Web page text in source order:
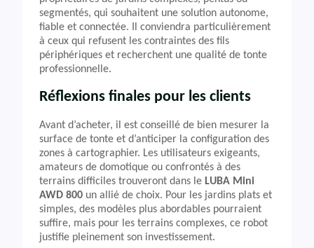
segmentés, qui souhaitent une solution autonome,
fiable et connectée. Il conviendra particulièrement
à ceux qui refusent les contraintes des fils
périphériques et recherchent une qualité de tonte
professionnelle.
Réflexions finales pour les clients
Avant d’acheter, il est conseillé de bien mesurer la
surface de tonte et d’anticiper la configuration des
zones à cartographier. Les utilisateurs exigeants,
amateurs de domotique ou confrontés à des
terrains difficiles trouveront dans le LUBA Mini
AWD 800 un allié de choix. Pour les jardins plats et
simples, des modèles plus abordables pourraient
suffire, mais pour les terrains complexes, ce robot
justifie pleinement son investissement.